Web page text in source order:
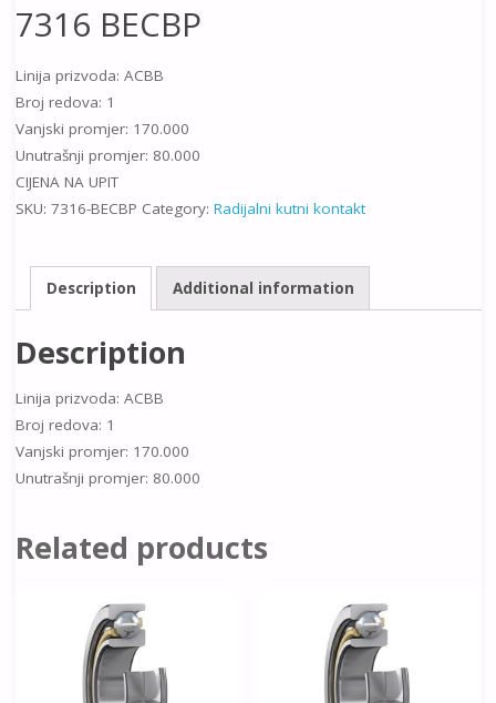
7316 BECBP
Linija prizvoda: ACBB
Broj redova: 1
Vanjski promjer: 170.000
Unutrašnji promjer: 80.000
CIJENA NA UPIT
SKU: 7316-BECBP Category: Radijalni kutni kontakt
Description Additional information
Description
Linija prizvoda: ACBB
Broj redova: 1
Vanjski promjer: 170.000
Unutrašnji promjer: 80.000
Related products